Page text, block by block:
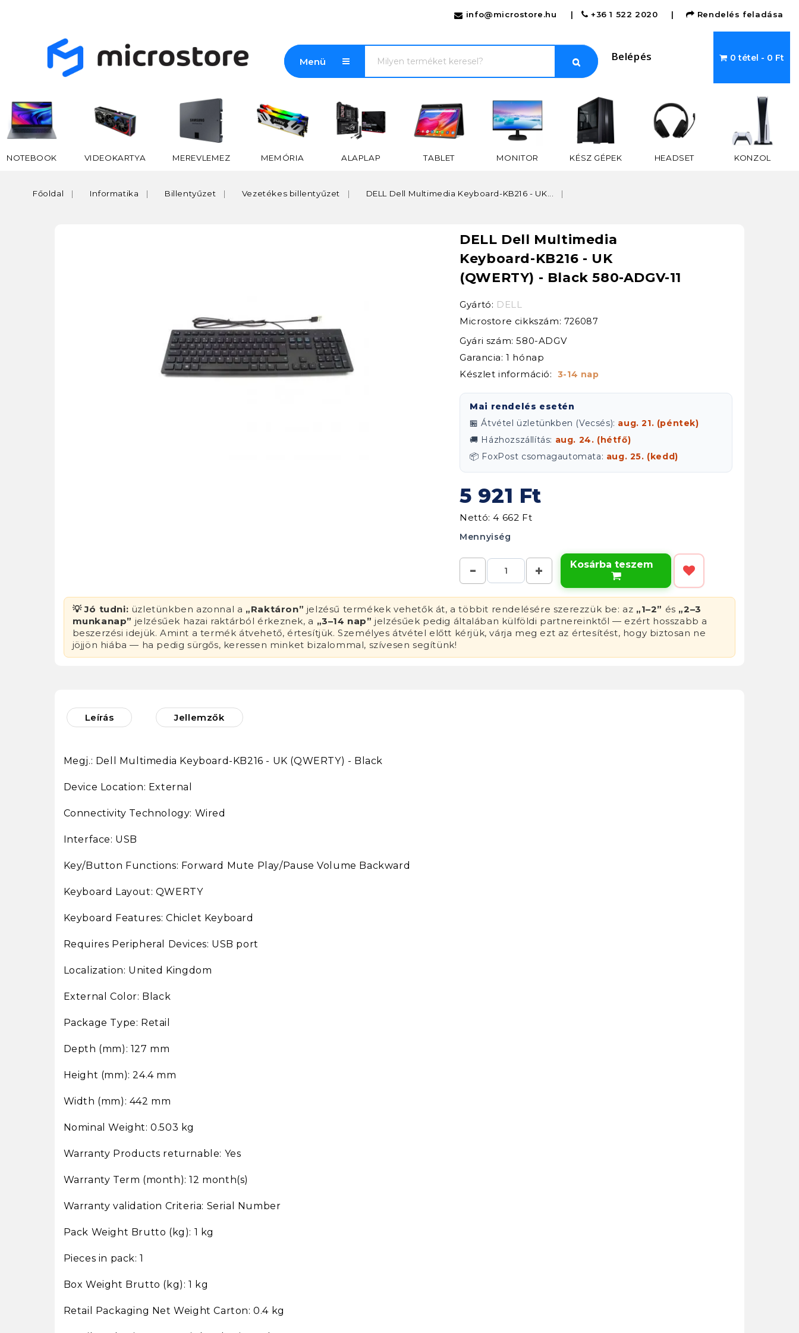
info@microstore.hu | +36 1 522 2020 | Rendelés feladása
Menü Belépés 0 tétel - 0 Ft
NOTEBOOK VIDEOKARTYA MEREVLEMEZ MEMÓRIA ALAPLAP TABLET MONITOR KÉSZ GÉPEK HEADSET KONZOL
Főoldal Informatika Billentyűzet Vezetékes billentyűzet DELL Dell Multimedia Keyboard-KB216 - UK...
DELL Dell Multimedia
Keyboard-KB216 - UK
(QWERTY) - Black 580-ADGV-11
Gyártó: DELL
Microstore cikkszám: 726087
Gyári szám: 580-ADGV
Garancia: 1 hónap
Készlet információ: 3-14 nap
Mai rendelés esetén
🏪 Átvétel üzletünkben (Vecsés): aug. 21. (péntek)
🚚 Házhozszállítás: aug. 24. (hétfő)
📦 FoxPost csomagautomata: aug. 25. (kedd)
5 921 Ft
Nettó: 4 662 Ft
Mennyiség
Kosárba teszem

💡 Jó tudni: üzletünkben azonnal a „Raktáron” jelzésű termékek vehetők át, a többit rendelésére szerezzük be: az „1–2” és „2–3
munkanap” jelzésűek hazai raktárból érkeznek, a „3–14 nap” jelzésűek pedig általában külföldi partnereinktől — ezért hosszabb a
beszerzési idejük. Amint a termék átvehető, értesítjük. Személyes átvétel előtt kérjük, várja meg ezt az értesítést, hogy biztosan ne
jöjjön hiába — ha pedig sürgős, keressen minket bizalommal, szívesen segítünk!
Leírás Jellemzők
Megj.: Dell Multimedia Keyboard-KB216 - UK (QWERTY) - Black
Device Location: External
Connectivity Technology: Wired
Interface: USB
Key/Button Functions: Forward Mute Play/Pause Volume Backward
Keyboard Layout: QWERTY
Keyboard Features: Chiclet Keyboard
Requires Peripheral Devices: USB port
Localization: United Kingdom
External Color: Black
Package Type: Retail
Depth (mm): 127 mm
Height (mm): 24.4 mm
Width (mm): 442 mm
Nominal Weight: 0.503 kg
Warranty Products returnable: Yes
Warranty Term (month): 12 month(s)
Warranty validation Criteria: Serial Number
Pack Weight Brutto (kg): 1 kg
Pieces in pack: 1
Box Weight Brutto (kg): 1 kg
Retail Packaging Net Weight Carton: 0.4 kg